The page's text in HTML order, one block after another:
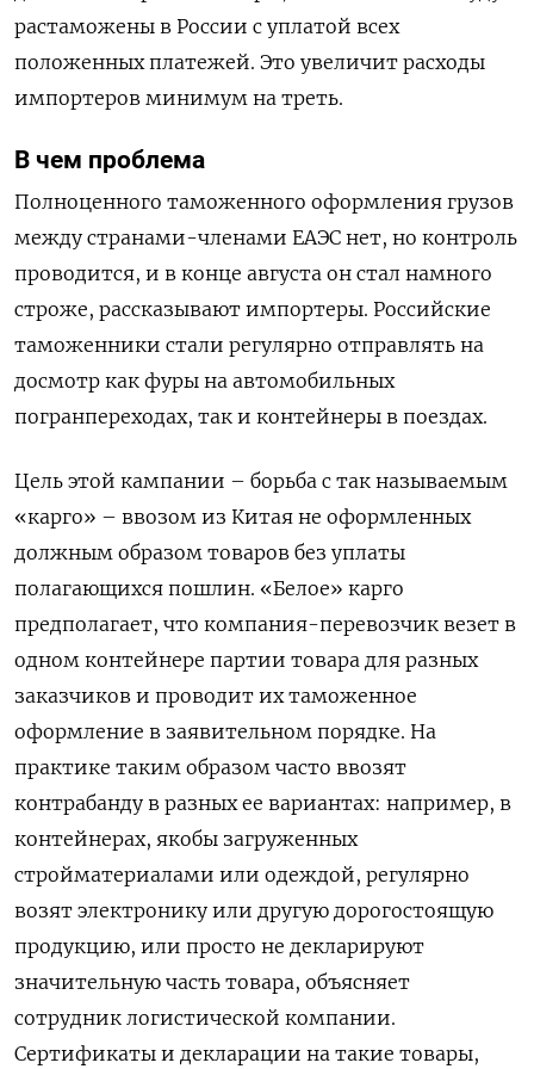
растаможены в России с уплатой всех
положенных платежей. Это увеличит расходы
импортеров минимум на треть.
В чем проблема
Полноценного таможенного оформления грузов
между странами-членами ЕАЭС нет, но контроль
проводится, и в конце августа он стал намного
строже, рассказывают импортеры. Российские
таможенники стали регулярно отправлять на
досмотр как фуры на автомобильных
погранпереходах, так и контейнеры в поездах.
Цель этой кампании – борьба с так называемым
«карго» – ввозом из Китая не оформленных
должным образом товаров без уплаты
полагающихся пошлин. «Белое» карго
предполагает, что компания-перевозчик везет в
одном контейнере партии товара для разных
заказчиков и проводит их таможенное
оформление в заявительном порядке. На
практике таким образом часто ввозят
контрабанду в разных ее вариантах: например, в
контейнерах, якобы загруженных
стройматериалами или одеждой, регулярно
возят электронику или другую дорогостоящую
продукцию, или просто не декларируют
значительную часть товара, объясняет
сотрудник логистической компании.
Сертификаты и декларации на такие товары,